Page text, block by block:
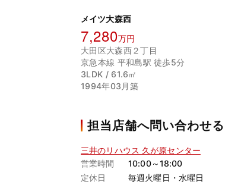
メイツ大森西
7,280万円
大田区大森西２丁目
京急本線 平和島駅 徒歩5分
3LDK / 61.6㎡
1994年03月築
担当店舗へ問い合わせる
三井のリハウス 久が原センター
営業時間
10:00～18:00
定休日
毎週火曜日・水曜日